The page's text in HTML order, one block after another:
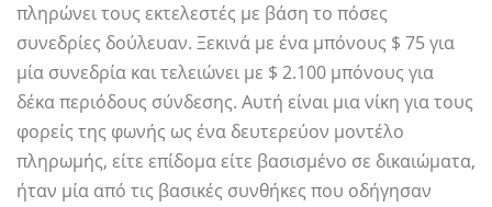
πληρώνει τους εκτελεστές με βάση το πόσες
συνεδρίες δούλευαν. Ξεκινά με ένα μπόνους $ 75 για
μία συνεδρία και τελειώνει με $ 2.100 μπόνους για
δέκα περιόδους σύνδεσης. Αυτή είναι μια νίκη για τους
φορείς της φωνής ως ένα δευτερεύον μοντέλο
πληρωμής, είτε επίδομα είτε βασισμένο σε δικαιώματα,
ήταν μία από τις βασικές συνθήκες που οδήγησαν